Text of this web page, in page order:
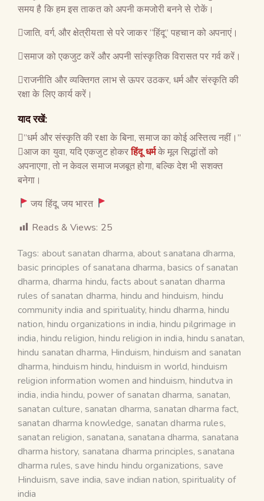
समय है कि हम इस ताकत को अपनी कमजोरी बनने से रोकें।
जाति, वर्ग, और क्षेत्रीयता से परे जाकर “हिंदू” पहचान को अपनाएं।
समाज को एकजुट करें और अपनी सांस्कृतिक विरासत पर गर्व करें।
राजनीति और व्यक्तिगत लाभ से ऊपर उठकर, धर्म और संस्कृति की
रक्षा के लिए कार्य करें।
याद रखें:
”धर्म और संस्कृति की रक्षा के बिना, समाज का कोई अस्तित्व नहीं।”
आज का युवा, यदि एकजुट होकरहिंदू धर्मके मूल सिद्धांतों को
अपनाएगा, तो न केवल समाज मजबूत होगा, बल्कि देश भी सशक्त
बनेगा।
जय हिंदू, जय भारत
Reads & Views: 25
Tags: about sanatan dharma, about sanatana dharma,
basic principles of sanatana dharma, basics of sanatan
dharma, dharma hindu,facts about sanatan dharma
rules of sanatan dharma, hindu and hinduism, hindu
community india and spirituality,hindu dharma, hindu
nation, hindu organizations in india, hindu pilgrimage in
india, hindu religion,hindu religion in india, hindu sanatan,
hindu sanatan dharma, Hinduism,hinduism and sanatan
dharma, hinduism hindu,hinduism in world,hinduism
religion information women and hinduism,hindutva in
india, india hindu,power of sanatan dharma, sanatan,
sanatan culture, sanatan dharma, sanatan dharma fact,
sanatan dharma knowledge, sanatan dharma rules,
sanatan religion, sanatana, sanatana dharma, sanatana
dharma history, sanatana dharma principles, sanatana
dharma rules, save hindu hindu organizations, save
Hinduism, save india, save indian nation, spirituality of
india